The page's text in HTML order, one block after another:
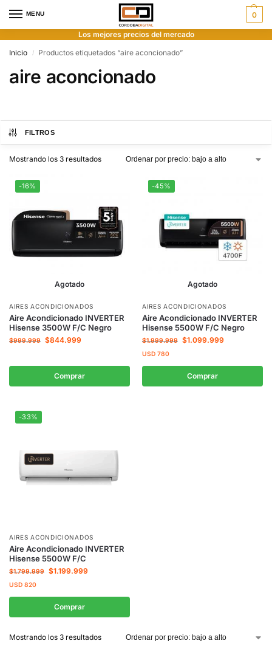
MENU 0
Los mejores precios del mercado
Inicio
/ Productos etiquetados “aire aconcionado”
aire aconcionado
FILTROS
Mostrando los 3 resultados
-16%
Agotado
AIRES ACONDICIONADOS
Aire Acondicionado INVERTER
Hisense 3500W F/C Negro
$999.999 $844.999
Comprar
-45%
Agotado
AIRES ACONDICIONADOS
Aire Acondicionado INVERTER
Hisense 5500W F/C Negro
$1.999.999 $1.099.999
USD 780
Comprar
-33%
AIRES ACONDICIONADOS
Aire Acondicionado INVERTER
Hisense 5500W F/C
$1.799.999 $1.199.999
USD 820
Comprar
Mostrando los 3 resultados